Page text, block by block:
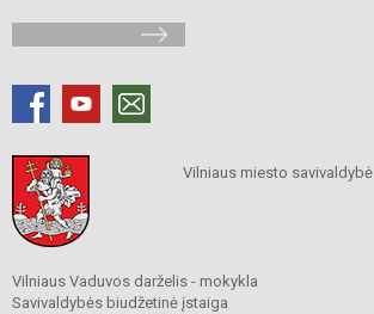
Vilniaus miesto savivaldybė
Vilniaus Vaduvos darželis - mokykla
Savivaldybės biudžetinė įstaiga